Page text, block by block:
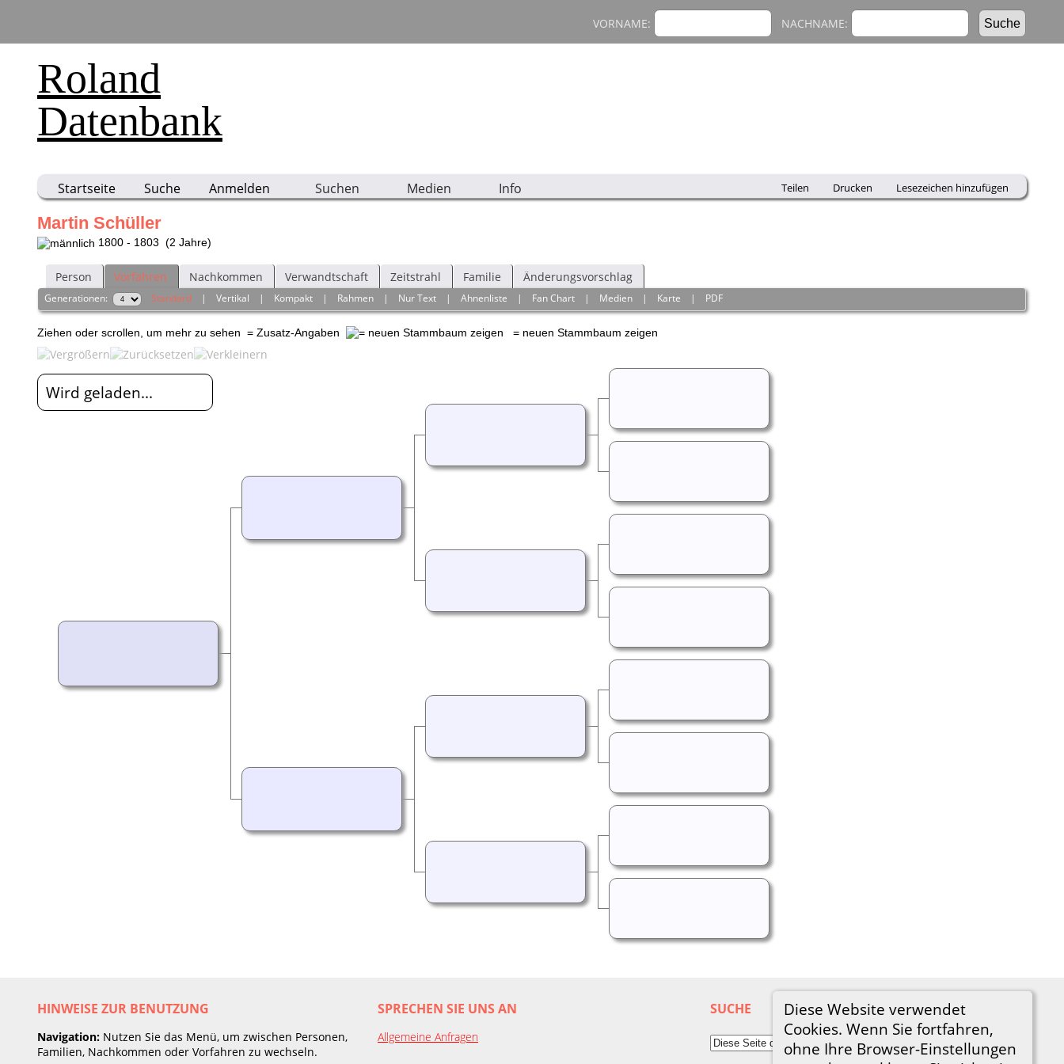
Roland
Datenbank
VORNAME: NACHNAME:
Startseite Suche Anmelden Suchen Medien Info Teilen Drucken Lesezeichen hinzufügen
Diese Website verwendet
Cookies. Wenn Sie fortfahren,
ohne Ihre Browser-Einstellungen
Martin Schüller
1800 - 1803 (2 Jahre)
Person Vorfahren Nachkommen Verwandtschaft Zeitstrahl Familie Änderungsvorschlag
Generationen: Standard |Vertikal | Kompakt | Rahmen | Nur Text |Ahnenliste | Fan Chart | Medien | Karte | PDF
Ziehen oder scrollen, um mehr zu sehen = Zusatz-Angaben = neuen Stammbaum zeigen
Wird geladen...
HINWEISE ZUR BENUTZUNG
Navigation: Nutzen Sie das Menü, um zwischen Personen,
Familien, Nachkommen oder Vorfahren zu wechseln.
SPRECHEN SIE UNS AN
Allgemeine Anfragen
SUCHE